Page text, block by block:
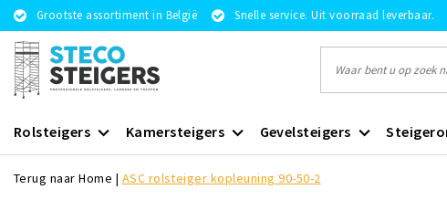
Grootste assortiment in België Snelle service. Uit voorraad leverbaar.
Rolsteigers Kamersteigers Gevelsteigers
Terug naar Home | ASC rolsteiger kopleuning 90-50-2